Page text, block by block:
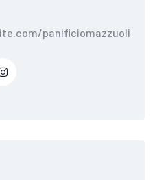
panificiomazzuoli